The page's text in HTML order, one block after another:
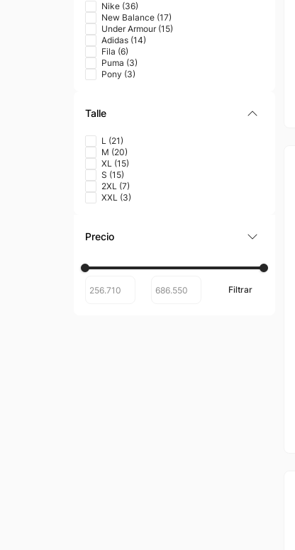
Nike (36)
New Balance (17)
Under Armour (15)
Adidas (14)
Fila (6)
Puma (3)
Pony (3)
Talle
L (21 )
M (20)
XL (15)
S (15)
2XL (7)
XXL (3)